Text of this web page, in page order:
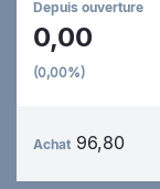
Depuis ouverture
0,00
(0,00%)
Achat 96,80